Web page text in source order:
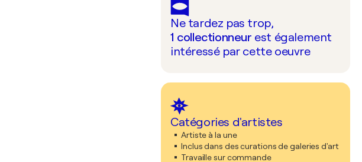
Ne tardez pas trop,
1 collectionneur est également
intéressé par cette oeuvre
Catégories d'artistes
Artiste à la une
Inclus dans des curations de galeries d'art
Travaille sur commande